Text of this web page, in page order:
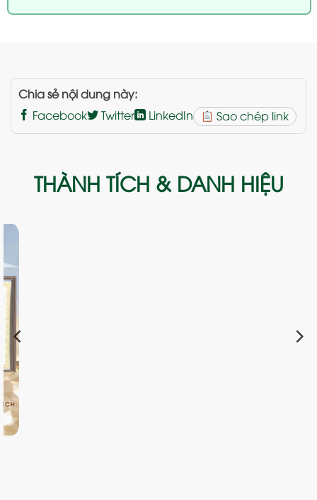
Chia sẻ nội dung này:
Facebook
Twitter LinkedIn Sao chép link
THÀNH TÍCH & DANH HIỆU